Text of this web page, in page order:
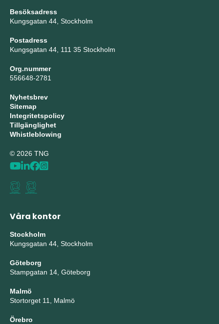
Besöksadress
Kungsgatan 44, Stockholm
Postadress
Kungsgatan 44, 111 35 Stockholm
Org.nummer
556648-2781
Nyhetsbrev
Sitemap
Integritetspolicy
Tillgänglighet
Whistleblowing
© 2026 TNG
Våra kontor
Stockholm
Kungsgatan 44, Stockholm
Göteborg
Stampgatan 14, Göteborg
Malmö
Stortorget 11, Malmö
Örebro